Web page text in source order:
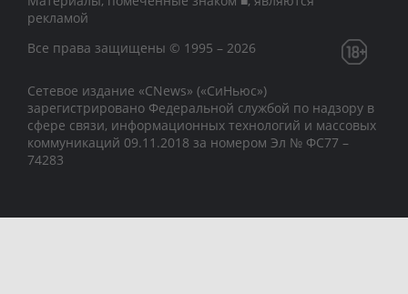
рекламой
Все права защищены © 1995 – 2026
Сетевое издание «CNews» («СиНьюс»)
зарегистрировано Федеральной службой по надзору в
сфере связи, информационных технологий и массовых
коммуникаций 09.11.2018 за номером Эл № ФС77 –
74283